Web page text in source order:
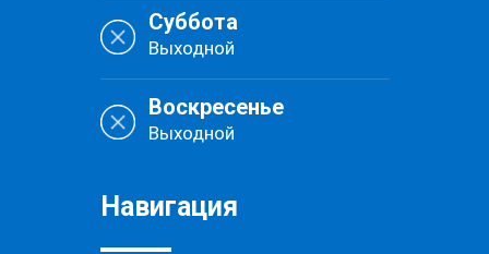
Суббота
Выходной
Воскресенье
Выходной
Навигация